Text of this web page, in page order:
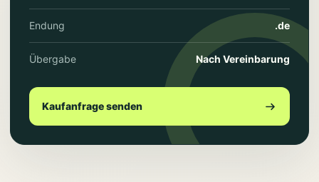
Endung .de
Übergabe Nach Vereinbarung
Kaufanfrage senden